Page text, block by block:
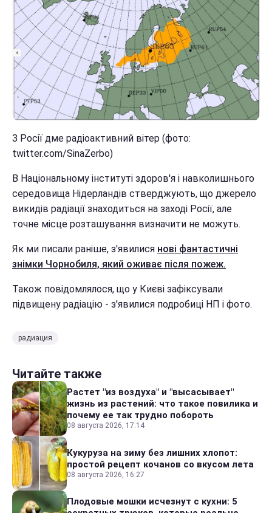
З Росії дме радіоактивний вітер (фото:
twitter.com/SinaZerbo)
В Національному інституті здоров'я і навколишнього
середовища Нідерландів стверджують, що джерело
викидів радіації знаходиться на заході Росії, але
точне місце розташування визначити не можуть.
Як ми писали раніше, з'явилися нові фантастичні
знімки Чорнобиля, який оживає після пожеж.
Також повідомлялося, що у Києві зафіксували
підвищену радіацію - з'явилися подробиці НП і фото.
радиация
Читайте также
Растет "из воздуха" и "высасывает"
жизнь из растений: что такое повилика и
почему ее так трудно побороть
08 августа 2026, 17:14
Кукуруза на зиму без лишних хлопот:
простой рецепт кочанов со вкусом лета
08 августа 2026, 16:27
Плодовые мошки исчезнут с кухни: 5